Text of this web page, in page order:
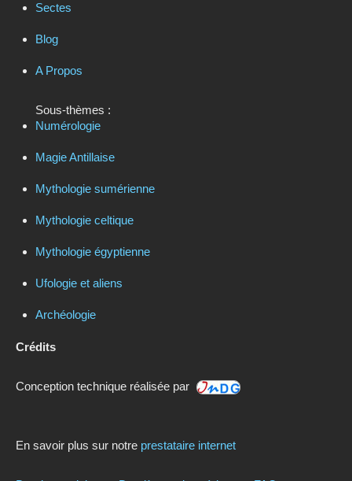
Sectes
Blog
A Propos
Sous-thèmes :
Numérologie
Magie Antillaise
Mythologie sumérienne
Mythologie celtique
Mythologie égyptienne
Ufologie et aliens
Archéologie
Crédits
Conception technique réalisée par
En savoir plus sur notre prestataire internet